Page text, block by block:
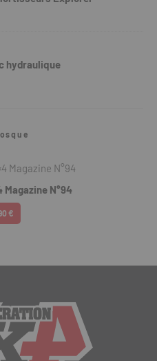
hydraulique
Magazine N°94
€